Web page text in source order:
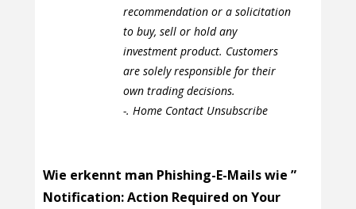
recommendation or a solicitation
to buy, sell or hold any
investment product. Customers
are solely responsible for their
own trading decisions.
-. Home Contact Unsubscribe
Wie erkennt man Phishing-E-Mails wie ”
Notification: Action Required on Your